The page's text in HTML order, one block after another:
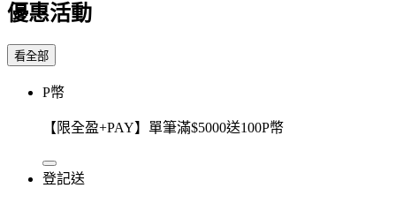
優惠活動
看全部
P幣
【限全盈+PAY】單筆滿$5000送100P幣
登記送